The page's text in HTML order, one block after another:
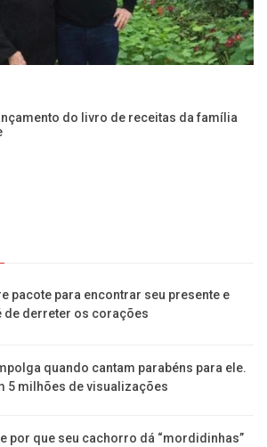
do livro de receitas da família
pacote para encontrar seu presente e
de derreter os corações
quando cantam parabéns para ele.
5 milhões de visualizações
por que seu cachorro dá “mordidinhas”